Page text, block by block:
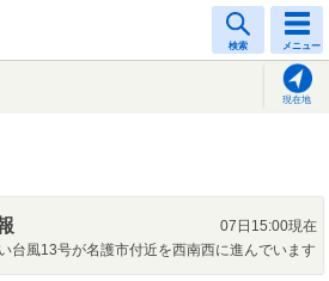
検索 メニュー
現在地
07日15:00現在
台風13号が名護市付近を西南西に進んでいます